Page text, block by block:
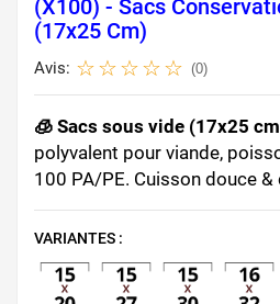
(X100) - Sacs
(17x25 Cm)
Avis: (0)
🧊 Sacs sous vide (17x25
polyvalent pour viande,
100 PA/PE. Cuisson douce
VARIANTES :